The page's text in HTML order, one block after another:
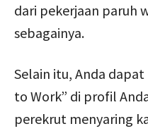
dari pekerjaan paruh
sebagainya.
Selain itu, Anda
to Work” di profil
perekrut menyaring